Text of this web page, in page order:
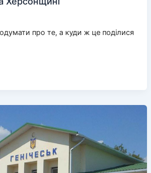
про те, а куди ж це поділися